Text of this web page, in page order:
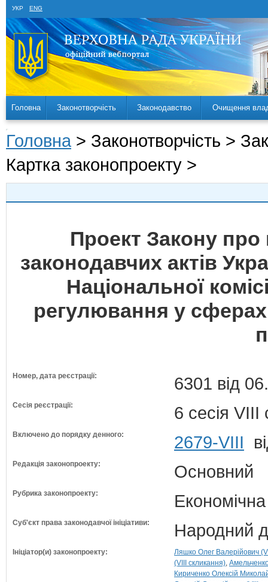
УКР ENG
Головна Законотворчість Законодавство Очищення
Головна > Законотворчість >
Картка законопроекту >
Проект Закону про
законодавчих актів
Національної
регулювання у
Номер, дата реєстрації: 6301 від
Сесія реєстрації: 6 сесія VIII
Включено до порядку денного: 2679-VIII
Редакція законопроекту: Основний
Рубрика законопроекту:
Суб'єкт права законодавчої ініціативи: Народний
Ініціатор(и) законопроекту:
Ляшко Олег Валерійович
(VIII скликання)
Кириченко Олексій